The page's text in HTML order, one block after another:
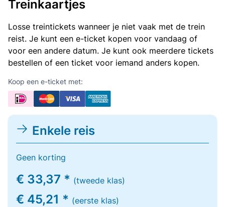
Treinkaartjes
Losse treintickets wanneer je niet vaak met de trein
reist. Je kunt een e-ticket kopen voor vandaag of
voor een andere datum. Je kunt ook meerdere tickets
bestellen of een ticket voor iemand anders kopen.
Koop een e-ticket met:
Enkele reis
Geen korting
€ 33,37 * (tweede klas)
€ 45,21 * (eerste klas)